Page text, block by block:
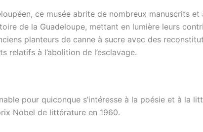
ce musée abrite de nombreux manuscrits et
de la Guadeloupe, mettant en lumière leurs
planteurs de canne à sucre avec des
relatifs à l’abolition de l’esclavage.
pour quiconque s’intéresse à la poésie et à la
Nobel de littérature en 1960.